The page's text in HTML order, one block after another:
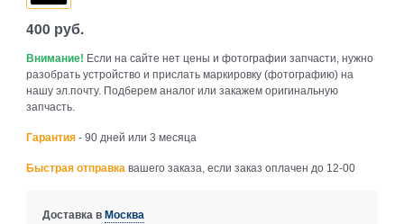
400 руб.
Внимание! Если на сайте нет цены и фотографии запчасти, нужно
разобрать устройство и прислать маркировку (фотографию) на
нашу эл.почту. Подберем аналог или закажем оригинальную
запчасть.
Гарантия - 90 дней или 3 месяца
Быстрая отправка вашего заказа, если заказ оплачен до 12-00
Доставка вМосква